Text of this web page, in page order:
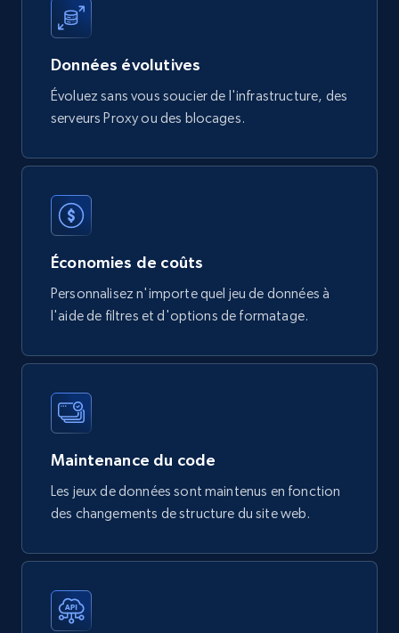
775+ 80+
Tags, Final price, Original price, and more.
eCommerce
747+ 39+ Buy Now
URL, Review id, Reviewer name, Review date,
Review rating, Review, Found helpful, App url, and
more.
eCommerce
740+ 39+ Buy Now
Données évolutives
Évoluez sans vous soucier de l'infrastructure, des
serveurs Proxy ou des blocages.
Économies de coûts
Personnalisez n'importe quel jeu de données à
l'aide de filtres et d'options de formatage.
Maintenance du code
Les jeux de données sont maintenus en fonction
des changements de structure du site web.